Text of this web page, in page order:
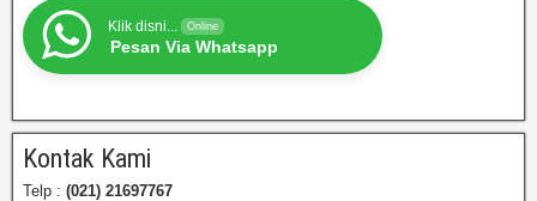
Klik disni... Online
Pesan Via Whatsapp
Kontak Kami
Telp : (021) 21697767